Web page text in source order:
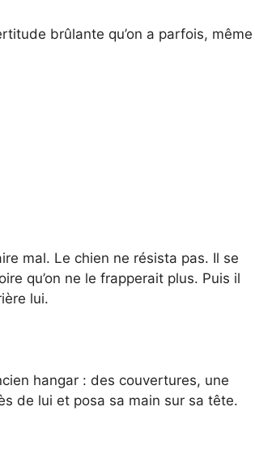
brûlante qu’on a parfois, même
mal. Le chien ne résista pas. Il se
qu’on ne le frapperait plus. Puis il
lui.
hangar : des couvertures, une
de lui et posa sa main sur sa tête.